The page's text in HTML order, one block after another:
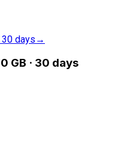
30 days →
GB · 30 days